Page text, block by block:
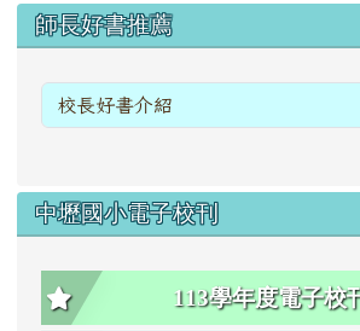
右邊區域內容
師長好書推薦
中壢國小電子校刊
113學年度電子校